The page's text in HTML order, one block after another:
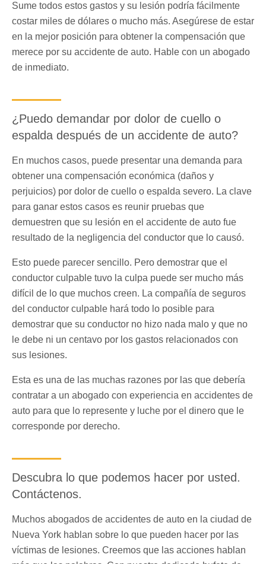
Sume todos estos gastos y su lesión podría fácilmente
costar miles de dólares o mucho más. Asegúrese de estar
en la mejor posición para obtener la compensación que
merece por su accidente de auto. Hable con un abogado
de inmediato.
¿Puedo demandar por dolor de cuello o
espalda después de un accidente de auto?
En muchos casos, puede presentar una demanda para
obtener una compensación económica (daños y
perjuicios) por dolor de cuello o espalda severo. La clave
para ganar estos casos es reunir pruebas que
demuestren que su lesión en el accidente de auto fue
resultado de la negligencia del conductor que lo causó.
Esto puede parecer sencillo. Pero demostrar que el
conductor culpable tuvo la culpa puede ser mucho más
difícil de lo que muchos creen. La compañía de seguros
del conductor culpable hará todo lo posible para
demostrar que su conductor no hizo nada malo y que no
le debe ni un centavo por los gastos relacionados con
sus lesiones.
Esta es una de las muchas razones por las que debería
contratar a un abogado con experiencia en accidentes de
auto para que lo represente y luche por el dinero que le
corresponde por derecho.
Descubra lo que podemos hacer por usted.
Contáctenos.
Muchos abogados de accidentes de auto en la ciudad de
Nueva York hablan sobre lo que pueden hacer por las
víctimas de lesiones. Creemos que las acciones hablan